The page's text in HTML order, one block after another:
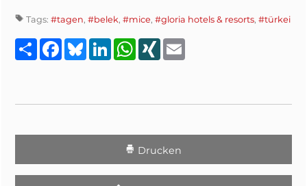
Tags: #tagen, #belek, #mice, #gloria hotels & resorts, #türkei
TeilenFacebook
BlueskyLinkedInWhatsApp
XING
Drucken